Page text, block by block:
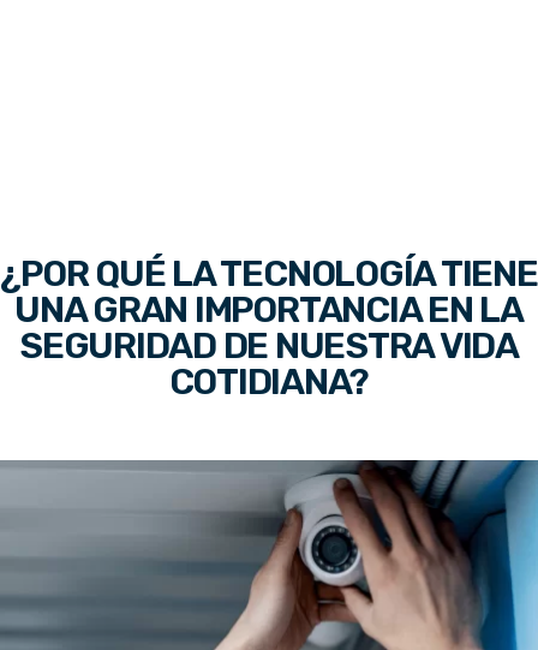
¿POR QUÉ LA TECNOLOGÍA TIENE
UNA GRAN IMPORTANCIA EN LA
SEGURIDAD DE NUESTRA VIDA
COTIDIANA?